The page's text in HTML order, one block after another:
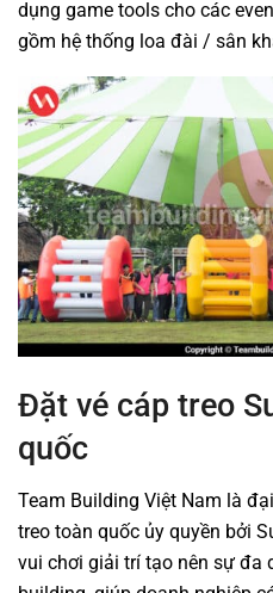
dụng game tools cho các
gồm hệ thống loa đài / sân
Đặt vé cáp treo
quốc
Team Building Việt Nam là
treo toàn quốc ủy quyền bởi
vui chơi giải trí tạo nên sự đa